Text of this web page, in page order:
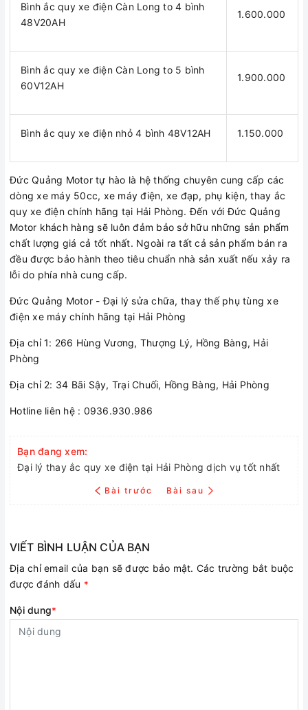
Bình ắc quy xe điện Càn Long to 4 bình
48V20AH
1.600.000
Bình ắc quy xe điện Càn Long to 5 bình
60V12AH
1.900.000
Bình ắc quy xe điện nhỏ 4 bình 48V12AH 1.150.000
Đức Quảng Motor tự hào là hệ thống chuyên cung cấp các
dòng xe máy 50cc, xe máy điện, xe đạp, phụ kiện, thay ắc
quy xe điện chính hãng tại Hải Phòng. Đến với Đức Quảng
Motor khách hàng sẽ luôn đảm bảo sở hữu những sản phẩm
chất lượng giá cả tốt nhất. Ngoài ra tất cả sản phẩm bán ra
đều được bảo hành theo tiêu chuẩn nhà sản xuất nếu xảy ra
lỗi do phía nhà cung cấp.
Đức Quảng Motor - Đại lý sửa chữa, thay thế phụ tùng xe
điện xe máy chính hãng tại Hải Phòng
Địa chỉ 1: 266 Hùng Vương, Thượng Lý, Hồng Bàng, Hải
Phòng
Địa chỉ 2: 34 Bãi Sậy, Trại Chuối, Hồng Bàng, Hải Phòng
Hotline liên hệ : 0936.930.986
Bạn đang xem:
Đại lý thay ắc quy xe điện tại Hải Phòng dịch vụ tốt nhất
Bài trước Bài sau
VIẾT BÌNH LUẬN CỦA BẠN
Địa chỉ email của bạn sẽ được bảo mật. Các trường bắt buộc
được đánh dấu *
Nội dung*